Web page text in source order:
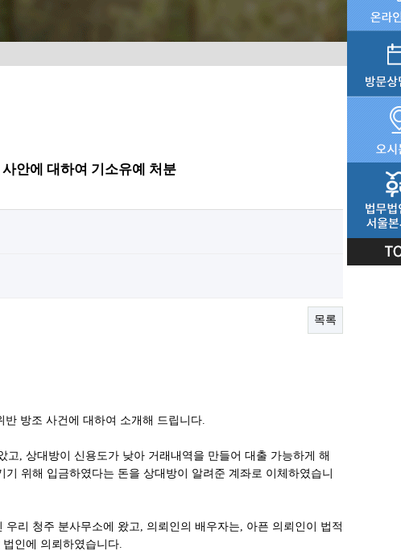
안에 대하여 기소유예 처분
목록
방조 사건에 대하여 소개해 드립니다.
, 상대방이 신용도가 낮아 거래내역을 만들어 대출 가능하게 해
위해 입금하였다는 돈을 상대방이 알려준 계좌로 이체하였습니
리 청주 분사무소에 왔고, 의뢰인의 배우자는, 아픈 의뢰인이 법적
인에 의뢰하였습니다.